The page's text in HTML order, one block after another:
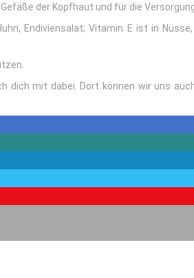
der Kopfhaut und für die
Endiviensalat; Vitamin E ist in
dich mit dabei. Dort können wir uns